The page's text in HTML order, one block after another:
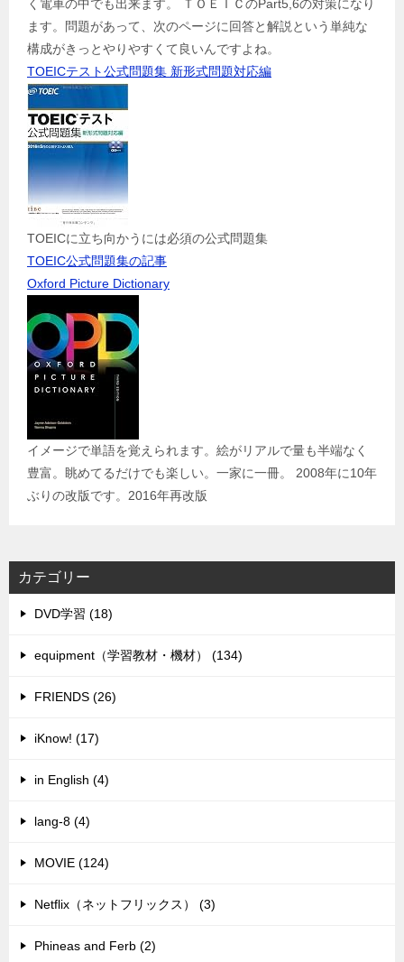
く電車の中でも出来ます。 ＴＯＥＩＣのPart5,6の対策になり
ます。問題があって、次のページに回答と解説という単純な
構成がきっとやりやすくて良いんですよね。
TOEICテスト公式問題集 新形式問題対応編
TOEICに立ち向かうには必須の公式問題集
TOEIC公式問題集の記事
Oxford Picture Dictionary
イメージで単語を覚えられます。絵がリアルで量も半端なく
豊富。眺めてるだけでも楽しい。一家に一冊。 2008年に10年
ぶりの改版です。2016年再改版
カテゴリー
DVD学習 (18)
equipment（学習教材・機材） (134)
FRIENDS (26)
iKnow! (17)
in English (4)
lang-8 (4)
MOVIE (124)
Netflix（ネットフリックス） (3)
Phineas and Ferb (2)